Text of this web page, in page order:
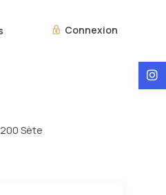
Connexion
Sète